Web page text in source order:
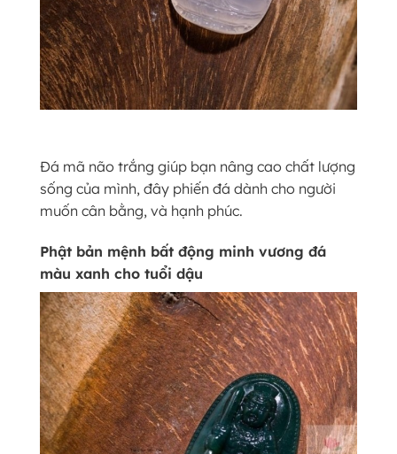
Đá mã não trắng giúp bạn nâng cao chất lượng
sống của mình, đây phiến đá dành cho người
muốn cân bằng, và hạnh phúc.
Phật bản mệnh bất động minh vương đá
màu xanh cho tuổi dậu